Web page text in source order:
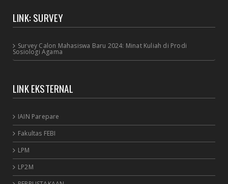
LINK: SURVEY
Survey Calon Mahasiswa Baru 2024: Minat Kuliah di Prodi
Sosiologi Agama
LINK EKSTERNAL
IAIN Parepare
Fakultas FEBI
LPM
LP2M